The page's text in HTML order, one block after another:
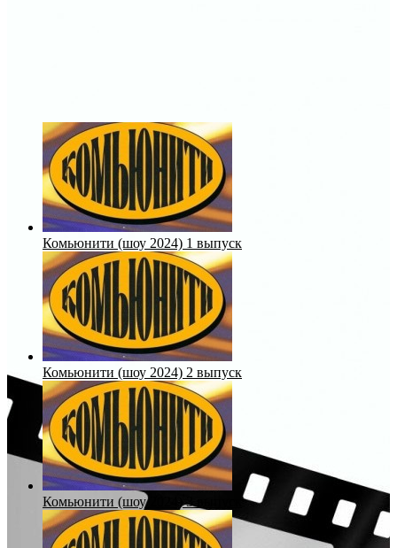
Комьюнити (шоу 2024) 1 выпуск
Комьюнити (шоу 2024) 2 выпуск
Комьюнити (шоу 2024) 3 выпуск